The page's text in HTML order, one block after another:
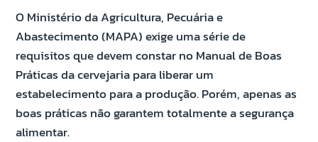
O Ministério da Agricultura, Pecuária e
Abastecimento (MAPA) exige uma série de
requisitos que devem constar no Manual de Boas
Práticas da cervejaria para liberar um
estabelecimento para a produção. Porém, apenas as
boas práticas não garantem totalmente a segurança
alimentar.